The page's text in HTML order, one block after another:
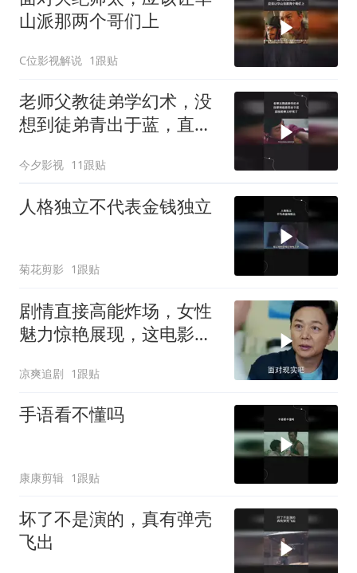
山派那两个哥们上
C位影视解说 1跟贴
老师父教徒弟学幻术，没
想到徒弟青出于蓝，直接
今夕影视 11跟贴
人格独立不代表金钱独立
菊花剪影 1跟贴
剧情直接高能炸场，女性
魅力惊艳展现，这电影堪
凉爽追剧 1跟贴
手语看不懂吗
康康剪辑 1跟贴
坏了不是演的，真有弹壳
飞出